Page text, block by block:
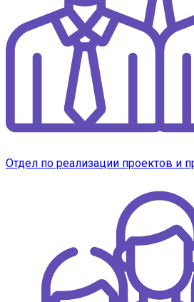
Отдел по реализации проектов и